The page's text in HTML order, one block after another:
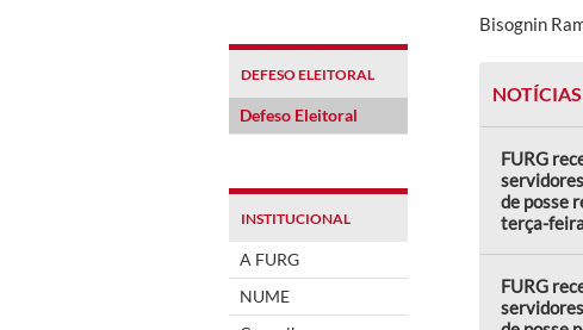
DEFESO ELEITORAL
Defeso Eleitoral
INSTITUCIONAL
A FURG
NUME
Bisognin
FURG
de posse
terça-
FURG